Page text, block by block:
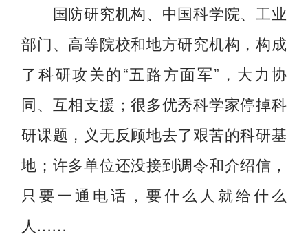
国防研究机构、中国科学院、工业
部门、高等院校和地方研究机构，构成
了科研攻关的“五路方面军”，大力协
同、互相支援；很多优秀科学家停掉科
研课题，义无反顾地去了艰苦的科研基
地；许多单位还没接到调令和介绍信，
只要一通电话，要什么人就给什么
人……